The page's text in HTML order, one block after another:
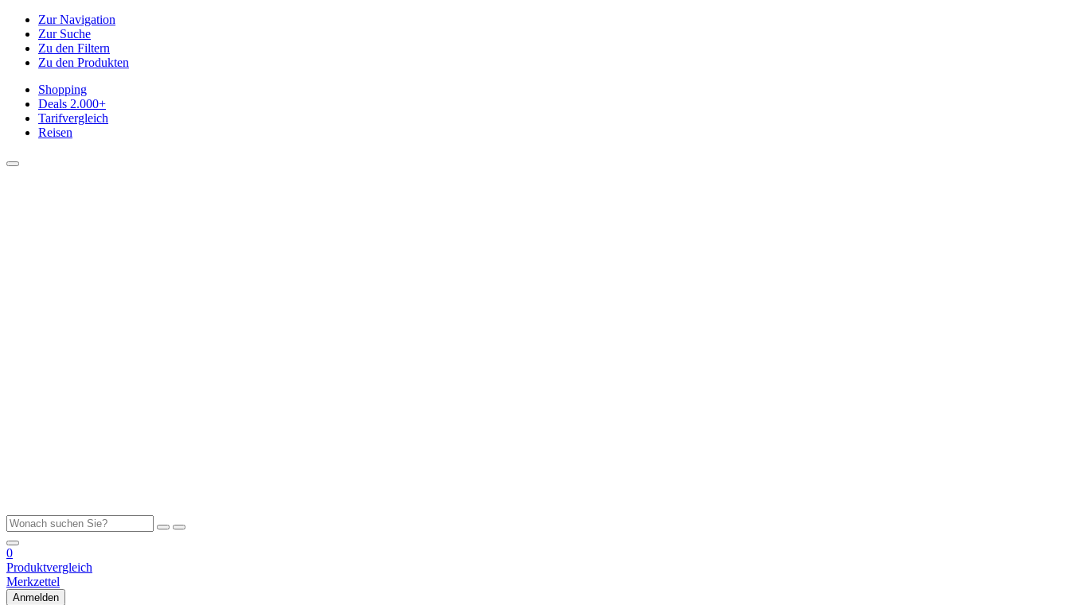
Zur Navigation
Zur Suche
Zu den Filtern
Zu den Produkten
Shopping
Deals 2.000+
Tarifvergleich
Reisen
0
Produktvergleich
Merkzettel
Anmelden